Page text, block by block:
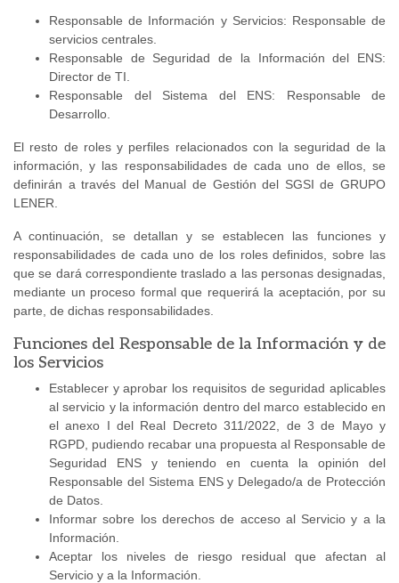
Responsable de Información y Servicios: Responsable de
servicios centrales.
Responsable de Seguridad de la Información del ENS:
Director de TI.
Responsable del Sistema del ENS: Responsable de
Desarrollo.
El resto de roles y perfiles relacionados con la seguridad de la
información, y las responsabilidades de cada uno de ellos, se
definirán a través del Manual de Gestión del SGSI de GRUPO
LENER.
A continuación, se detallan y se establecen las funciones y
responsabilidades de cada uno de los roles definidos, sobre las
que se dará correspondiente traslado a las personas designadas,
mediante un proceso formal que requerirá la aceptación, por su
parte, de dichas responsabilidades.
Funciones del Responsable de la Información y de
los Servicios
Establecer y aprobar los requisitos de seguridad aplicables
al servicio y la información dentro del marco establecido en
el anexo I del Real Decreto 311/2022, de 3 de Mayo y
RGPD, pudiendo recabar una propuesta al Responsable de
Seguridad ENS y teniendo en cuenta la opinión del
Responsable del Sistema ENS y Delegado/a de Protección
de Datos.
Informar sobre los derechos de acceso al Servicio y a la
Información.
Aceptar los niveles de riesgo residual que afectan al
Servicio y a la Información.